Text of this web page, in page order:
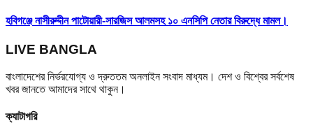
হবিগঞ্জে নাসীরুদ্দীন পাটোয়ারী-সারজিস আলমসহ ১০ এনসিপি নেতার বিরুদ্ধে মামল।
LIVE BANGLA
বাংলাদেশের নির্ভরযোগ্য ও দ্রুততম অনলাইন সংবাদ মাধ্যম। দেশ ও বিশ্বের সর্বশেষ
খবর জানতে আমাদের সাথে থাকুন।
ক্যাটাগরি